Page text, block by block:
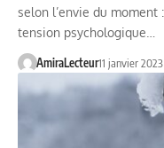
selon l’envie du
tension psychologique…
AmiraLecteur11 janvier 2023